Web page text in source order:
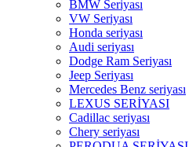
BMW Seriyası
VW Seriyası
Honda seriyası
Audi seriyası
Dodge Ram Seriyası
Jeep Seriyası
Mercedes Benz seriyası
LEXUS SERİYASI
Cadillac seriyası
Chery seriyası